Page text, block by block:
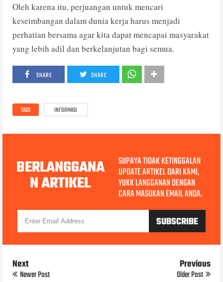
Oleh karena itu, perjuangan untuk mencari
keseimbangan dalam dunia kerja harus menjadi
perhatian bersama agar kita dapat mencapai masyarakat
yang lebih adil dan berkelanjutan bagi semua.
SHARE SHARE
TAGS INFORMASI
BERLANGGANA
N ARTIKEL
SUPAYA TIDAK KETINGGALAN
UPDATE ARTIKEL DARI KAMI,
YUKK LANGGANAN DENGAN
CARA MASUKAN EMAIL ANDA.
Next
Newer Post
Previous
Older Post